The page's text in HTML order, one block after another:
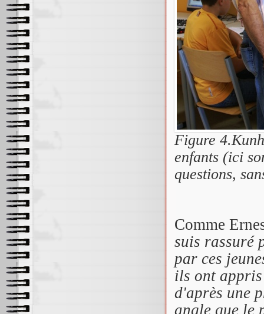
Figure
enfants (ici
questions,
Comme
suis rassuré
par ces
ils ont
d'après une
angle que le